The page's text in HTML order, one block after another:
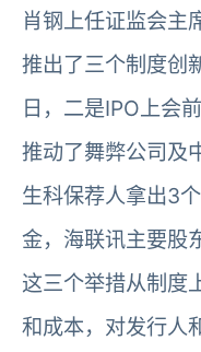
肖钢上任证监会主
推出了三个制度创
日，二是IPO上会
推动了舞弊公司及
生科保荐人拿出3
金，海联讯主要股
这三个举措从制度
和成本，对发行人